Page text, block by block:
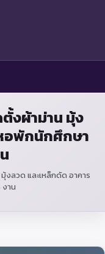
งผ้าม่าน มุ้ง
อพักนักศึกษา
งลวด และเหล็กดัด อาคาร
าน